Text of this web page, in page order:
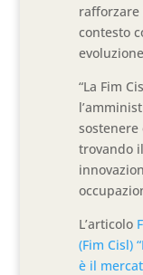
contesto
“La Fim
trovando
L’articolo
(Fim Cisl)
è il